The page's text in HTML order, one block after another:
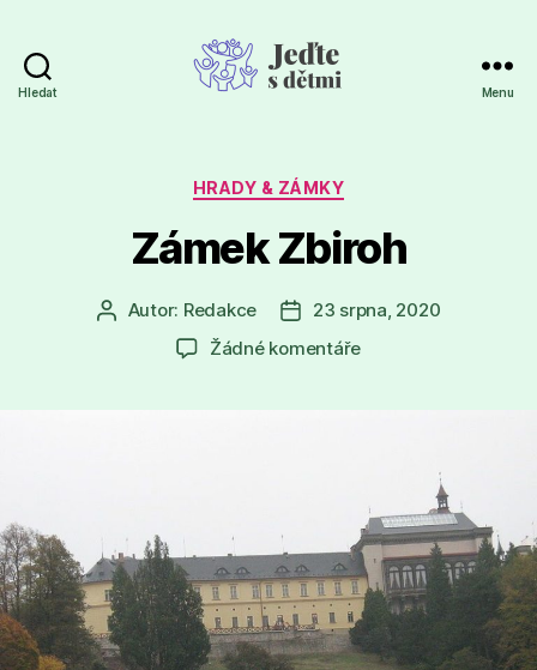
Hledat Menu
Rubriky
HRADY & ZÁMKY
Zámek Zbiroh
Autor
příspěvku
Autor: Redakce
Datum
příspěvku
23 srpna, 2020
Žádné komentářeu